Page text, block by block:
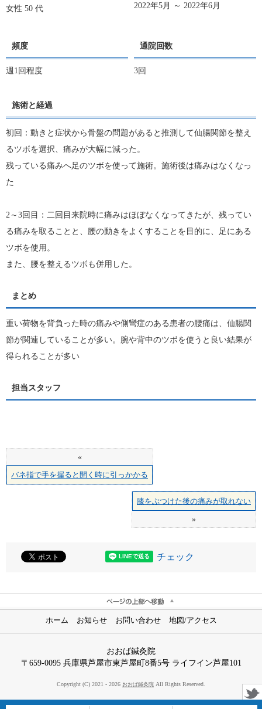
女性 50 代 2022年5月 ～ 2022年6月
頻度
週1回程度
通院回数
3回
施術と経過
初回：動きと症状から骨盤の問題があると推測して仙腸関節を整え
るツボを選択、痛みが大幅に減った。
残っている痛みへ足のツボを使って施術。施術後は痛みはなくなっ
た
2～3回目：二回目来院時に痛みはほぼなくなってきたが、残ってい
る痛みを取ることと、腰の動きをよくすることを目的に、足にある
ツボを使用。
また、腰を整えるツボも併用した。
まとめ
重い荷物を背負った時の痛みや側彎症のある患者の腰痛は、仙腸関
節が関連していることが多い。腕や背中のツボを使うと良い結果が
得られることが多い
担当スタッフ
«
バネ指で手を握ると開く時に引っかかる
膝をぶつけた後の痛みが取れない
»
チェック
ホーム お知らせ お問い合わせ 地図/アクセス
おおば鍼灸院
〒659-0095 兵庫県芦屋市東芦屋町8番5号 ライフイン芦屋101
Copyright (C) 2021 - 2026 おおば鍼灸院 All Rights Reserved.